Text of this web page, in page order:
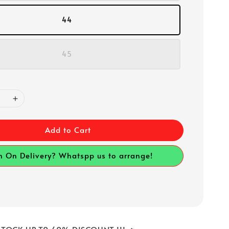
44
45
Add to Cart
On Delivery? Whatspp us to arrange!